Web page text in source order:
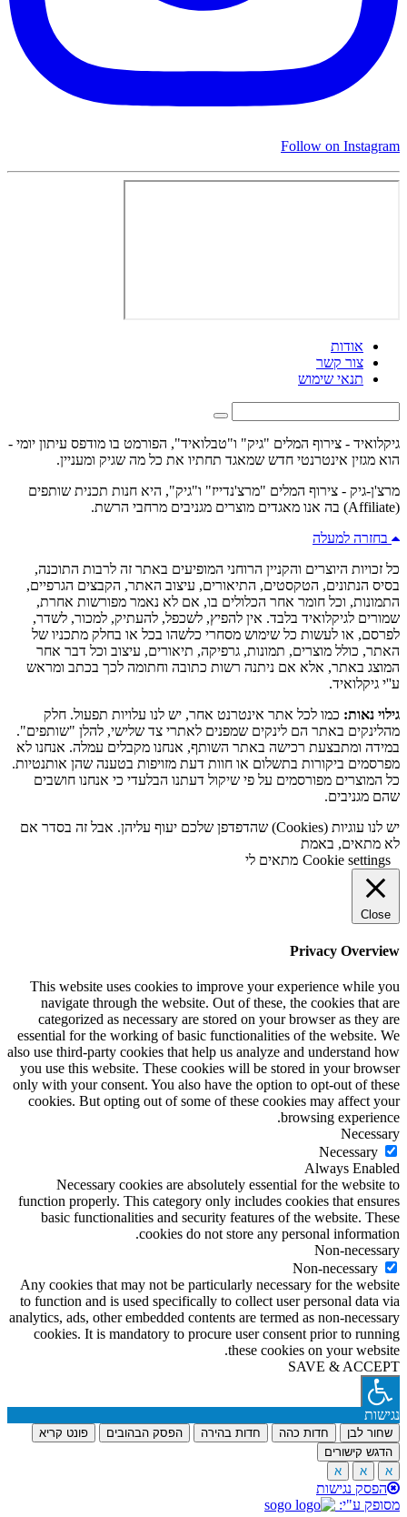
Follow on Instagram
אודות
צור קשר
תנאי שימוש
גיקלואיד - צירוף המלים "גיק" ו"טבלואיד", הפורמט בו מודפס עיתון יומי -
הוא מגזין אינטרנטי חדש שמאגד תחתיו את כל מה שגיק ומעניין.
מרצ'ן-גיק - צירוף המלים "מרצ'נדייז" ו"גיק", היא חנות תכנית שותפים
(Affiliate) בה אנו מאגדים מוצרים מגניבים מרחבי הרשת.
בחזרה למעלה
כל זכויות היוצרים והקניין הרוחני המופיעים באתר זה לרבות התוכנה,
בסיס הנתונים, הטקסטים, התיאורים, עיצוב האתר, הקבצים הגרפיים,
התמונות, וכל חומר אחר הכלולים בו, אם לא נאמר מפורשות אחרת,
שמורים לגיקלואיד בלבד. אין להפיץ, לשכפל, להעתיק, למכור, לשדר,
לפרסם, או לעשות כל שימוש מסחרי כלשהו בכל או בחלק מתכניו של
האתר, כולל מוצרים, תמונות, גרפיקה, תיאורים, עיצוב וכל דבר אחר
המוצג באתר, אלא אם ניתנה רשות כתובה וחתומה לכך בכתב ומראש
ע''י גיקלואיד.
גילוי נאות: כמו לכל אתר אינטרנט אחר, יש לנו עלויות תפעול. חלק
מהלינקים באתר הם לינקים שמפנים לאתרי צד שלישי, להלן "שותפים".
במידה ומתבצעת רכישה באתר השותף, אנחנו מקבלים עמלה. אנחנו לא
מפרסמים ביקורות בתשלום או חוות דעת מזויפות בטענה שהן אותנטיות.
כל המוצרים מפורסמים על פי שיקול דעתנו הבלעדי כי אנחנו חושבים
שהם מגניבים.
יש לנו עוגיות (Cookies) שהדפדפן שלכם יעוף עליהן. אבל זה בסדר אם
לא מתאים, באמת
Cookie settings מתאים לי
Close
Privacy Overview
This website uses cookies to improve your experience while you
navigate through the website. Out of these, the cookies that are
categorized as necessary are stored on your browser as they are
essential for the working of basic functionalities of the website. We
also use third-party cookies that help us analyze and understand how
you use this website. These cookies will be stored in your browser
only with your consent. You also have the option to opt-out of these
cookies. But opting out of some of these cookies may affect your
browsing experience.
Necessary
Necessary
Always Enabled
Necessary cookies are absolutely essential for the website to
function properly. This category only includes cookies that ensures
basic functionalities and security features of the website. These
cookies do not store any personal information.
Non-necessary
Non-necessary
Any cookies that may not be particularly necessary for the website
to function and is used specifically to collect user personal data via
analytics, ads, other embedded contents are termed as non-necessary
cookies. It is mandatory to procure user consent prior to running
these cookies on your website.
SAVE & ACCEPT
נגישות
שחור לבן חדות כהה חדות בהירה הפסק הבהובים
פונט קריא
הדגש קישורים
א
א א
הפסק נגישות
מסופק ע"י: